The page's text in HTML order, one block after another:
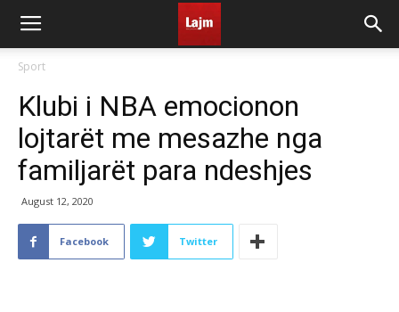
Sport
Klubi i NBA emocionon
lojtarët me mesazhe nga
familjarët para ndeshjes
August 12, 2020
Facebook Twitter